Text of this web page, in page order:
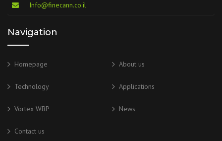
Info@finecann.co.il
Navigation
Homepage About us
Technology Applications
Vortex WBP News
Contact us